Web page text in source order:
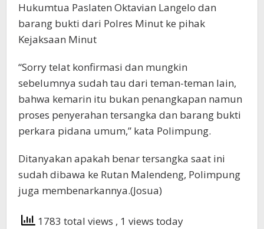
Hukumtua Paslaten Oktavian Langelo dan
barang bukti dari Polres Minut ke pihak
Kejaksaan Minut
“Sorry telat konfirmasi dan mungkin
sebelumnya sudah tau dari teman-teman lain,
bahwa kemarin itu bukan penangkapan namun
proses penyerahan tersangka dan barang bukti
perkara pidana umum,” kata Polimpung.
Ditanyakan apakah benar tersangka saat ini
sudah dibawa ke Rutan Malendeng, Polimpung
juga membenarkannya.(Josua)
1783 total views , 1 views today